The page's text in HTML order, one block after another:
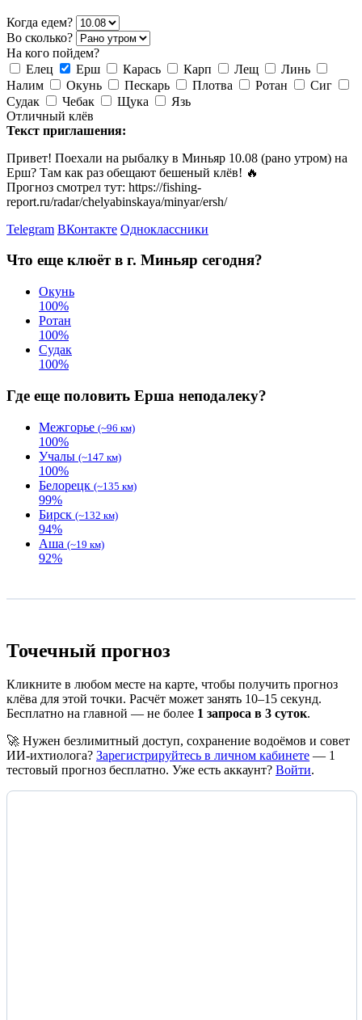
Когда едем?
Во сколько?
На кого пойдем?
Елец
Ерш Карась Карп Лещ
Линь
Налим
Окунь Пескарь Плотва Ротан
Сиг
Судак
Чебак Щука
Язь
Отличный клёв
Текст приглашения:
Привет! Поехали на рыбалку в Миньяр 10.08 (рано утром) на
Ерш? Там как раз обещают бешеный клёв! 🔥
Прогноз смотрел тут: https://fishing-
report.ru/radar/chelyabinskaya/minyar/ersh/
Telegram ВКонтакте Одноклассники
Что еще клюёт в г. Миньяр сегодня?
Окунь
100%
Ротан
100%
Судак
100%
Где еще половить Ерша неподалеку?
Межгорье (~96 км)
100%
Учалы (~147 км)
100%
Белорецк (~135 км)
99%
Бирск (~132 км)
94%
Аша (~19 км)
92%
Точечный прогноз
Кликните в любом месте на карте, чтобы получить прогноз
клёва для этой точки. Расчёт может занять 10–15 секунд.
Бесплатно на главной — не более 1 запроса в 3 суток.
🚀 Нужен безлимитный доступ, сохранение водоёмов и совет
ИИ-ихтиолога? Зарегистрируйтесь в личном кабинете — 1
тестовый прогноз бесплатно. Уже есть аккаунт? Войти.